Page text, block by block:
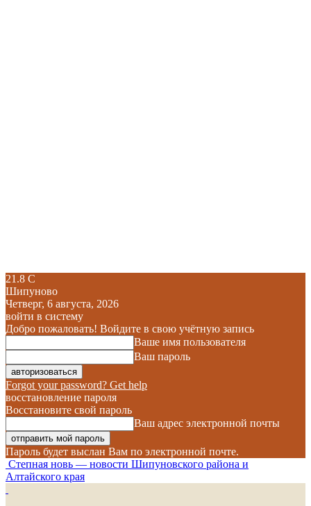
21.8 C
Шипуново
Четверг, 6 августа, 2026
войти в систему
Добро пожаловать! Войдите в свою учётную запись
Ваше имя пользователя
Ваш пароль
Forgot your password? Get help
восстановление пароля
Восстановите свой пароль
Ваш адрес электронной почты
Пароль будет выслан Вам по электронной почте.
Степная новь — новости Шипуновского района и
Алтайского края